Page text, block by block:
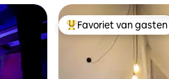
Topfavoriet van
Favoriet van gasten